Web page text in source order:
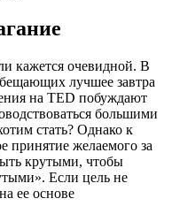
кажется очевидной. В
лучшее завтра
на TED побуждают
большими
стать? Однако к
принятие желаемого за
крутыми, чтобы
Если цель не
ее основе